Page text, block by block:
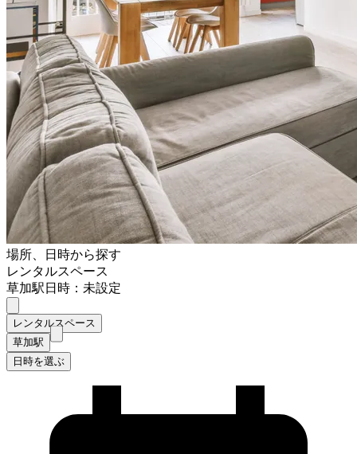
場所、日時から探す
レンタルスペース
草加駅日時：未設定
レンタルスペース
草加駅
日時を選ぶ